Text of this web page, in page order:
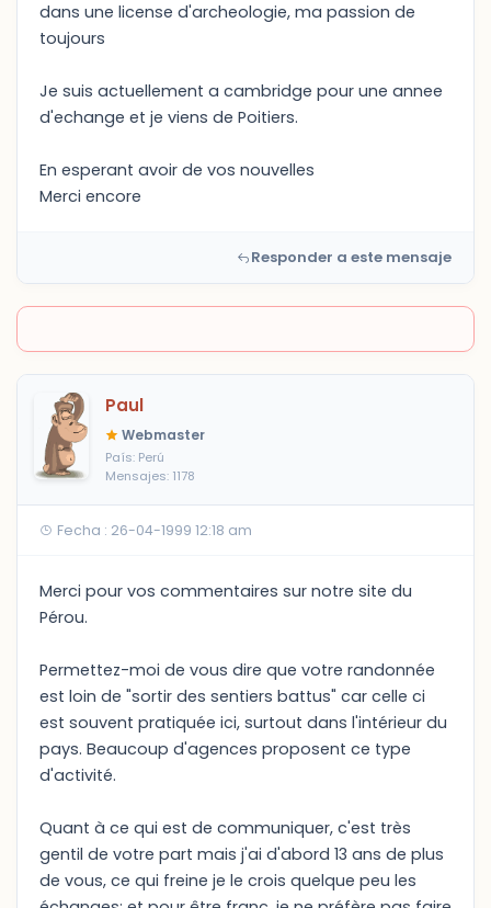
dans une license d'archeologie, ma passion de
toujours
Je suis actuellement a cambridge pour une annee
d'echange et je viens de Poitiers.
En esperant avoir de vos nouvelles
Merci encore
Responder a este mensaje
Paul
Webmaster
País: Perú
Mensajes: 1178
Fecha : 26-04-1999 12:18 am
Merci pour vos commentaires sur notre site du
Pérou.
Permettez-moi de vous dire que votre randonnée
est loin de "sortir des sentiers battus" car celle ci
est souvent pratiquée ici, surtout dans l'intérieur du
pays. Beaucoup d'agences proposent ce type
d'activité.
Quant à ce qui est de communiquer, c'est très
gentil de votre part mais j'ai d'abord 13 ans de plus
de vous, ce qui freine je le crois quelque peu les